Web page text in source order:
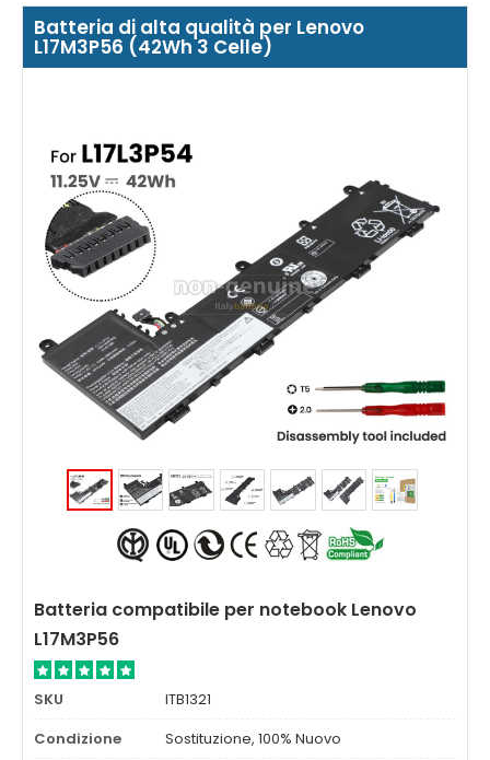
Batteria di alta qualità per Lenovo
L17M3P56 (42Wh 3 Celle)
Batteria compatibile per notebook Lenovo
L17M3P56
SKU
ITB1321
Condizione
Sostituzione, 100% Nuovo